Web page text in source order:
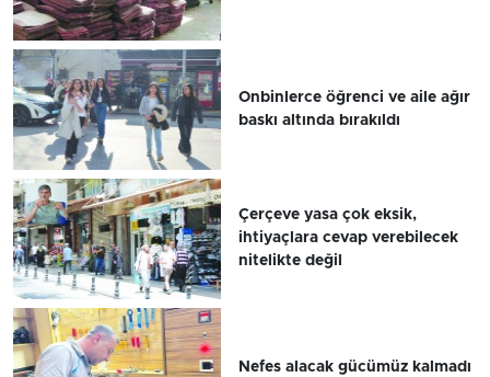
Onbinlerce öğrenci ve aile ağır
baskı altında bırakıldı
Çerçeve yasa çok eksik,
ihtiyaçlara cevap verebilecek
nitelikte değil
Nefes alacak gücümüz kalmadı